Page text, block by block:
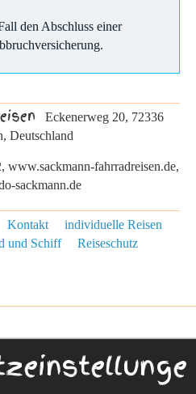
den Abschluss einer
Eckenerweg 20, 72336
Deutschland
www.sackmann-fahrradreisen.de,
sackmann.de
Kontakt
individuelle Reisen
und Schiff Reiseschutz